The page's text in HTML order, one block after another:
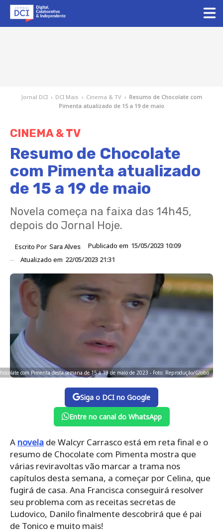
Jornal DCI › DCI Mais › Cinema & TV › Resumo de Chocolate com
Pimenta atualizado de 15 a 19 de maio
CINEMA & TV
Resumo de Chocolate
com Pimenta atualizado
de 15 a 19 de maio
Novela começa na faixa das 14h45,
depois do Jornal Hoje.
Escrito Por Sara Alves Publicado em 15/05/2023 10:09
Atualizado em 22/05/2023 21:31
com Pimenta desta semana de 15 a 19 de maio de 2023 - Foto: Reprodução/Globo
Siga o DCI no Google
Entre no canal do WhatsApp
A novela de Walcyr Carrasco está em reta final e o
resumo de Chocolate com Pimenta mostra que
várias reviravoltas vão marcar a trama nos
capítulos desta semana, a começar por Celina, que
fugirá de casa. Ana Francisca conseguirá resolver
seu problema com as receitas secretas de
Ludovico, Danilo finalmente descobrirá que é pai
de Tonico e muito mais!